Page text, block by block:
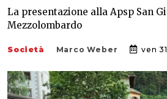
La presentazione alla Apsp San
Mezzolombardo
Società Marco Weber ven